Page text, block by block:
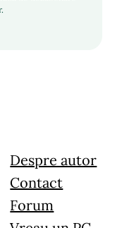
Despre autor
Contact
Forum